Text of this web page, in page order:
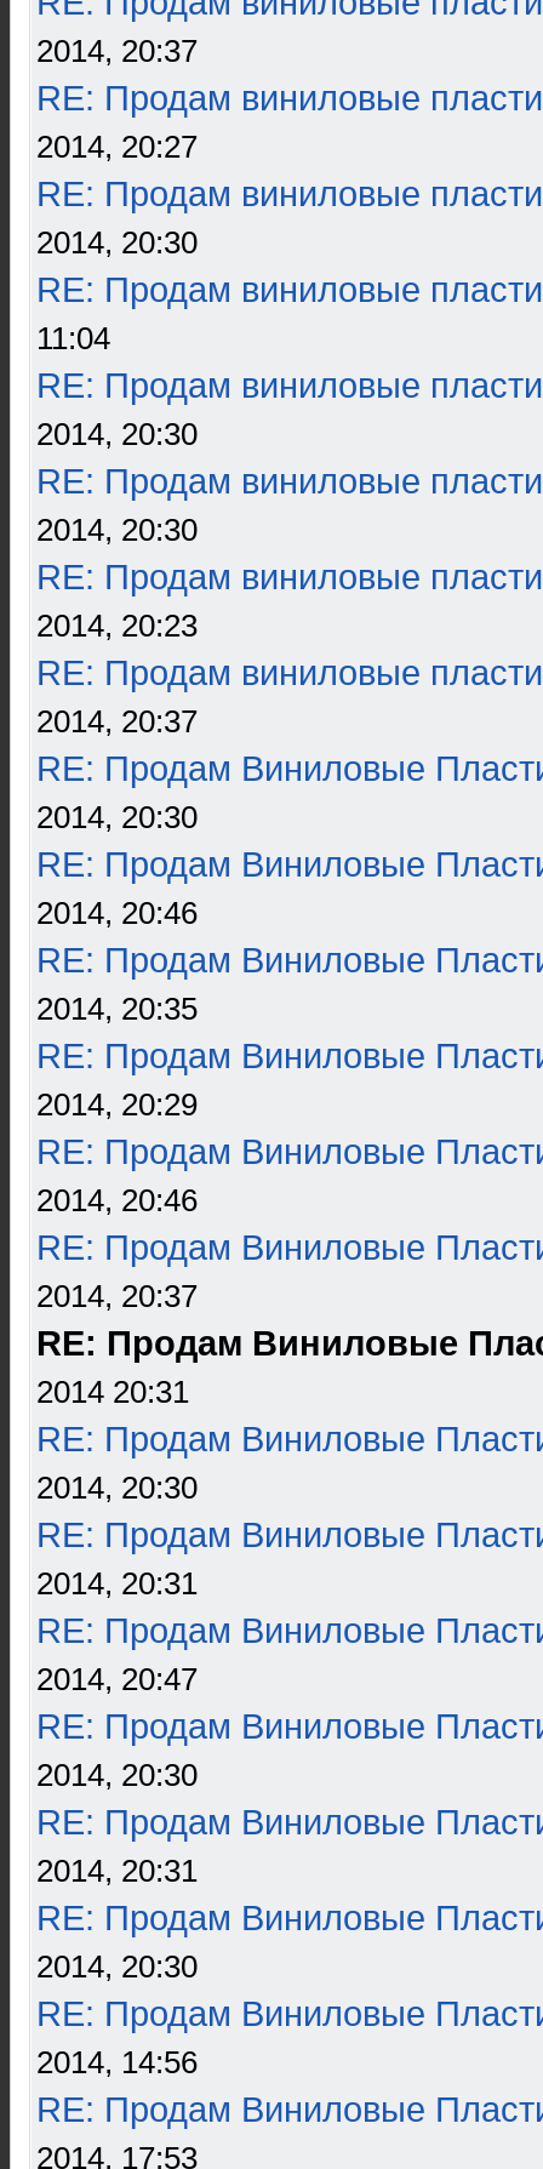
2014, 20:37
RE: Продам виниловые
2014, 20:27
RE: Продам виниловые
2014, 20:30
RE: Продам виниловые
11:04
RE: Продам виниловые
2014, 20:30
RE: Продам виниловые
2014, 20:30
RE: Продам виниловые
2014, 20:23
RE: Продам виниловые
2014, 20:37
RE: Продам Виниловые
2014, 20:30
RE: Продам Виниловые
2014, 20:46
RE: Продам Виниловые
2014, 20:35
RE: Продам Виниловые
2014, 20:29
RE: Продам Виниловые
2014, 20:46
RE: Продам Виниловые
2014, 20:37
RE: Продам Виниловые
2014 20:31
RE: Продам Виниловые
2014, 20:30
RE: Продам Виниловые
2014, 20:31
RE: Продам Виниловые
2014, 20:47
RE: Продам Виниловые
2014, 20:30
RE: Продам Виниловые
2014, 20:31
RE: Продам Виниловые
2014, 20:30
RE: Продам Виниловые
2014, 14:56
RE: Продам Виниловые
2014, 17:53